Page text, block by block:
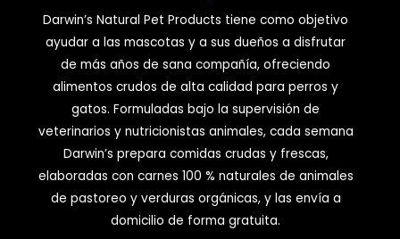
Darwin’s Natural Pet Products tiene como objetivo
ayudar a las mascotas y a sus dueños a disfrutar
de más años de sana compañía, ofreciendo
alimentos crudos de alta calidad para perros y
gatos. Formuladas bajo la supervisión de
veterinarios y nutricionistas animales, cada semana
Darwin’s prepara comidas crudas y frescas,
elaboradas con carnes 100 % naturales de animales
de pastoreo y verduras orgánicas, y las envía a
domicilio de forma gratuita.